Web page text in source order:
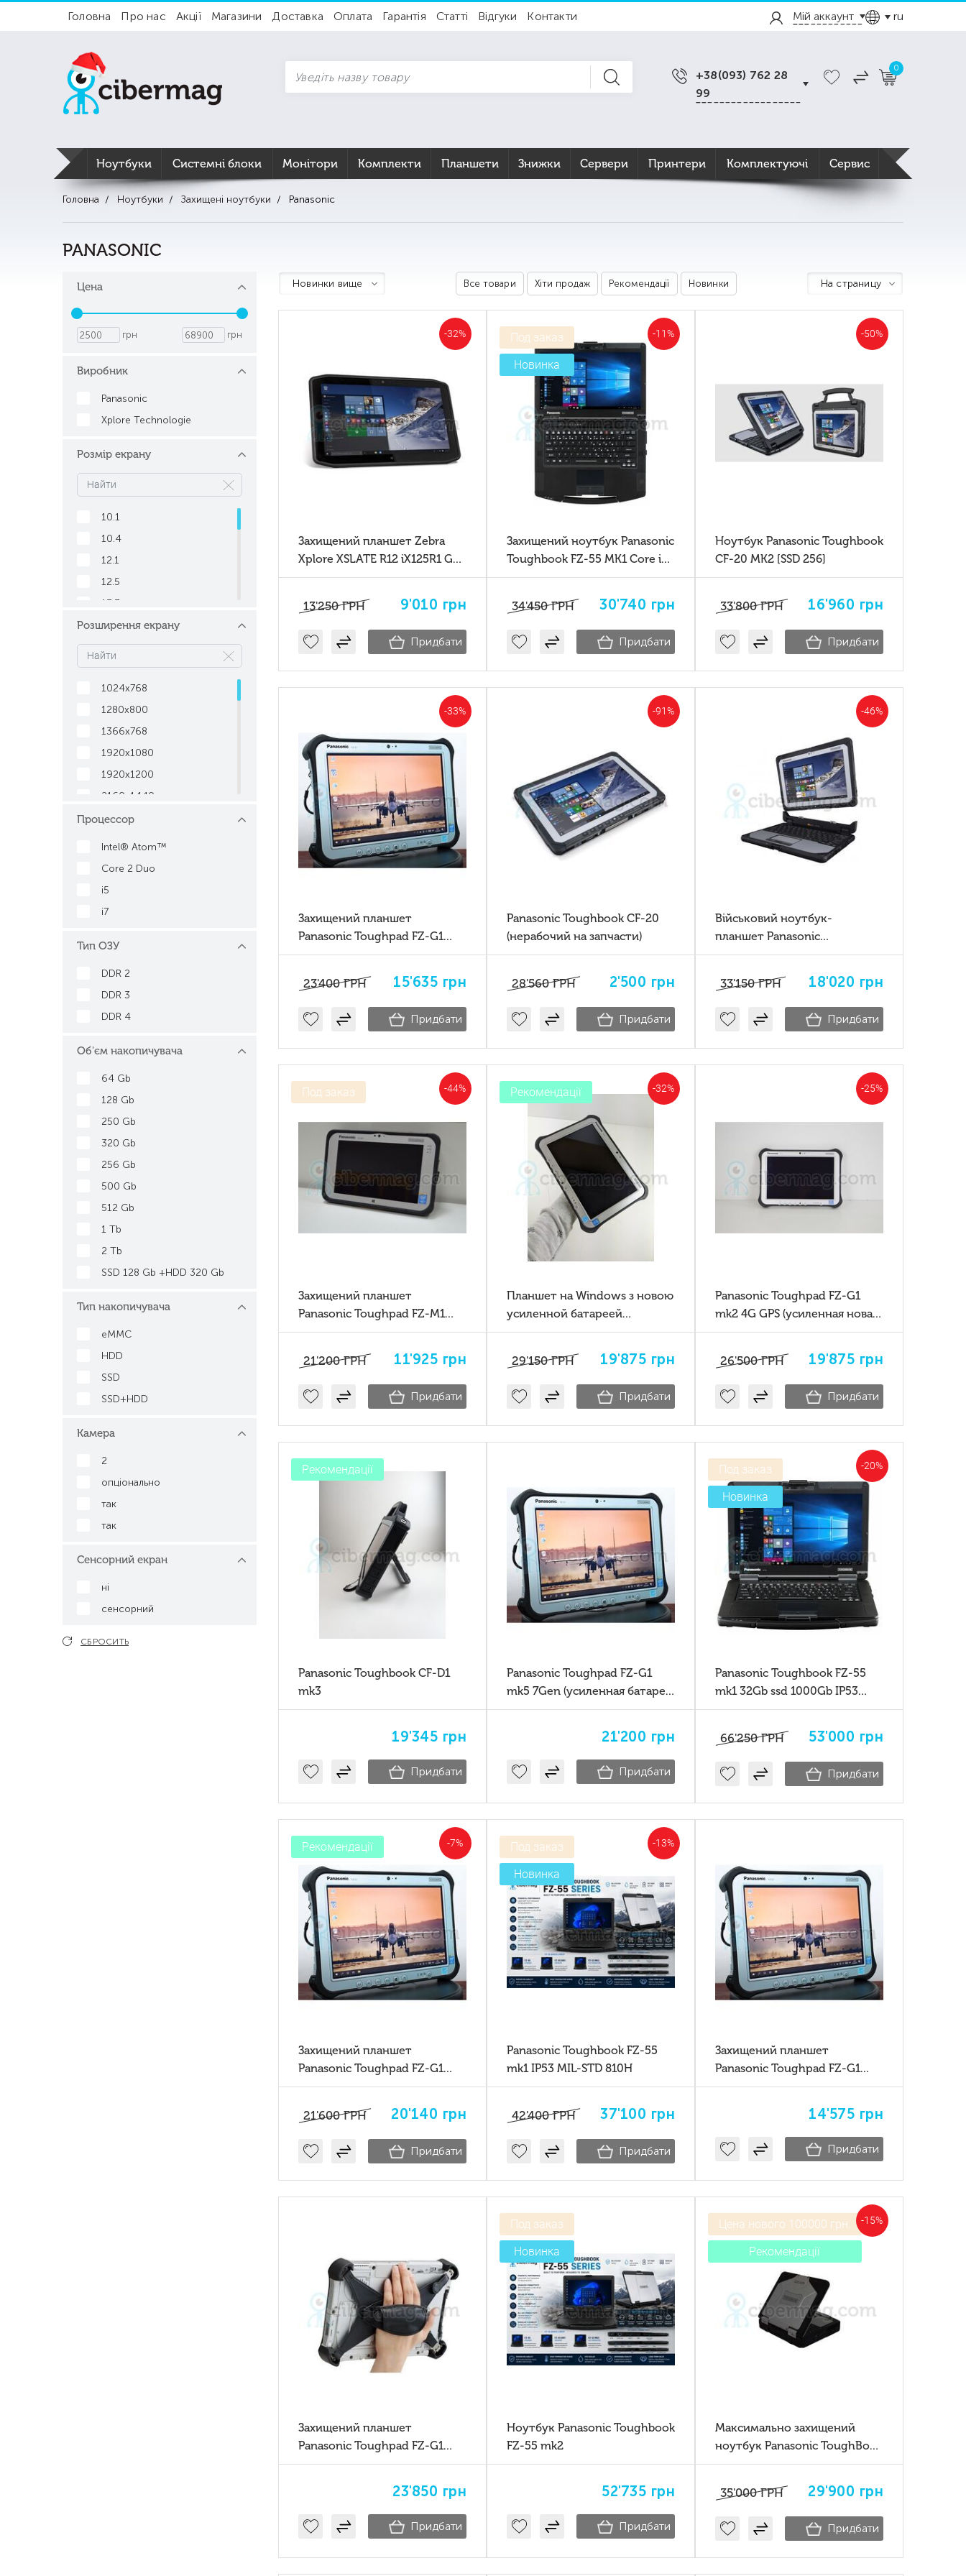
Головна Про нас Акції Магазини Доставка Оплата Гарантія Статті Відгуки Контакти Мій аккаунт ru
+38(093) 762 28
99
0
Ноутбуки Системні блоки Монітори Комплекти Планшети Знижки Сервери Принтери Комплектуючі Сервис
Головна Ноутбуки Захищені ноутбуки Panasonic
PANASONIC
Цена
грн грн
Виробник
Panasonic
Xplore Technologie
Розмір екрану
10.1
10.4
12.1
12.5
13.3
14
15.6
7
Розширення екрану
1024x768
1280x800
1366x768
1920x1080
1920x1200
2160x1440
Процессор
Intel® Atom™
Core 2 Duo
i5
i7
Тип ОЗУ
DDR 2
DDR 3
DDR 4
Об'єм накопичувача
64 Gb
128 Gb
250 Gb
320 Gb
256 Gb
500 Gb
512 Gb
1 Tb
2 Tb
SSD 128 Gb +HDD 320 Gb
Тип накопичувача
eMMC
HDD
SSD
SSD+HDD
Камера
2
опціонально
так
так
Сенсорний екран
ні
сенсорний
СБРОСИТЬ
Новинки вище Все товари Хіти продаж Рекомендації Новинки На страницу
-32%
Захищений планшет Zebra
Xplore XSLATE R12 iX125R1 Gen
7
13'250 ГРН 9'010 грн
Придбати
-11%
Под заказ
Новинка
Захищений ноутбук Panasonic
Toughbook FZ-55 MK1 Core i5-
8365U 4G GPS
34'450 ГРН 30'740 грн
Придбати
-50%
Ноутбук Panasonic Toughbook
CF-20 MK2 [SSD 256]
33'800 ГРН 16'960 грн
Придбати
-33%
Захищений планшет
Panasonic Toughpad FZ-G1
mk5 7Gen [SSD 256]
23'400 ГРН 15'635 грн
Придбати
-91%
Panasonic Toughbook CF-20
(нерабочий на запчасти)
28'560 ГРН 2'500 грн
Придбати
-46%
Військовий ноутбук-
планшет Panasonic
Toughbook CF-20 MK2 4G GPS
33'150 ГРН 18'020 грн
Придбати
-44%
Под заказ
Захищений планшет
Panasonic Toughpad FZ-M1
mk3 4G GPS Core i5 8Gb
21'200 ГРН 11'925 грн
Придбати
-32%
Рекомендації
Планшет на Windows з новою
усиленной батареей
Panasonic Toughpad FZ-G1
29'150 ГРН 19'875 грн
Придбати
-25%
Panasonic Toughpad FZ-G1
mk2 4G GPS (усиленная нова
батарея)
26'500 ГРН 19'875 грн
Придбати
Рекомендації
Panasonic Toughbook CF-D1
mk3
19'345 грн
Придбати
Panasonic Toughpad FZ-G1
mk5 7Gen (усиленная батарея
+ крепление на руку)
21'200 грн
Придбати
-20%
Под заказ
Новинка
Panasonic Toughbook FZ-55
mk1 32Gb ssd 1000Gb IP53
MIL-STD 810H
66'250 ГРН 53'000 грн
Придбати
-7%
Рекомендації
Захищений планшет
Panasonic Toughpad FZ-G1
mk5 Lan-порт (RJ45)
21'600 ГРН 20'140 грн
Придбати
-13%
Под заказ
Новинка
Panasonic Toughbook FZ-55
mk1 IP53 MIL-STD 810H
42'400 ГРН 37'100 грн
Придбати
Захищений планшет
Panasonic Toughpad FZ-G1
mk5 7Gen
14'575 грн
Придбати
Захищений планшет
Panasonic Toughpad FZ-G1
mk5 7Gen 4G GPS Lan
23'850 грн
Придбати
Под заказ
Новинка
Ноутбук Panasonic Toughbook
FZ-55 mk2
52'735 грн
Придбати
-15%
Цена нового 100000 грн.
Рекомендації
Максимально захищений
ноутбук Panasonic ToughBook
CF-31 mk5 32Gb ssd 1Tb
35'000 ГРН 29'900 грн
Придбати